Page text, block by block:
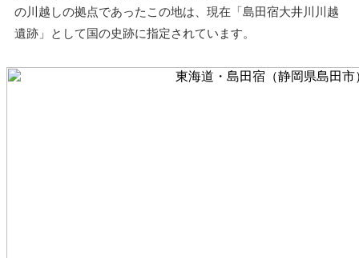
の川越しの拠点であったこの地は、現在「島田宿大井川川越
遺跡」として国の史跡に指定されています。